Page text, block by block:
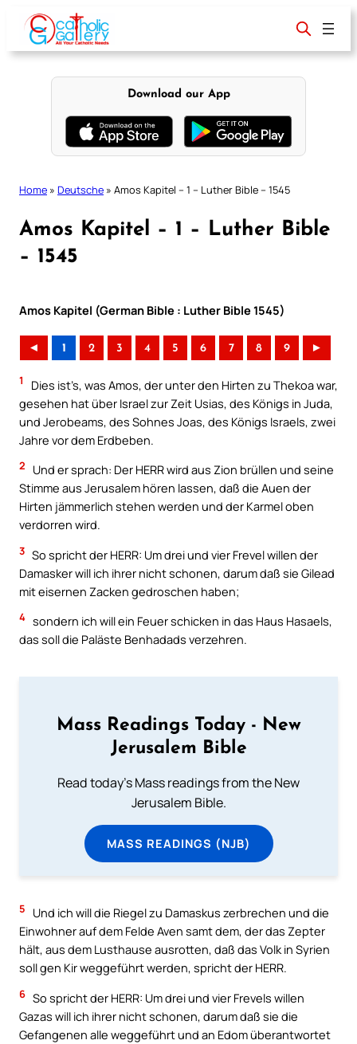
content
Download our App
Home » Deutsche » Amos Kapitel – 1 – Luther Bible – 1545
Amos Kapitel – 1 – Luther Bible
– 1545
Amos Kapitel (German Bible : Luther Bible 1545)
◄ 1 2 3 4 5 6 7 8 9 ►
1
Dies ist’s, was Amos, der unter den Hirten zu Thekoa war,
gesehen hat über Israel zur Zeit Usias, des Königs in Juda,
und Jerobeams, des Sohnes Joas, des Königs Israels, zwei
Jahre vor dem Erdbeben.
2
Und er sprach: Der HERR wird aus Zion brüllen und seine
Stimme aus Jerusalem hören lassen, daß die Auen der
Hirten jämmerlich stehen werden und der Karmel oben
verdorren wird.
3 So spricht der HERR: Um drei und vier Frevel willen der
Damasker will ich ihrer nicht schonen, darum daß sie Gilead
mit eisernen Zacken gedroschen haben;
4 sondern ich will ein Feuer schicken in das Haus Hasaels,
das soll die Paläste Benhadads verzehren.
Mass Readings Today - New
Jerusalem Bible
Read today's Mass readings from the New
Jerusalem Bible.
MASS READINGS (NJB)
5
Und ich will die Riegel zu Damaskus zerbrechen und die
Einwohner auf dem Felde Aven samt dem, der das Zepter
hält, aus dem Lusthause ausrotten, daß das Volk in Syrien
soll gen Kir weggeführt werden, spricht der HERR.
6 So spricht der HERR: Um drei und vier Frevels willen
Gazas will ich ihrer nicht schonen, darum daß sie die
Gefangenen alle weggeführt und an Edom überantwortet